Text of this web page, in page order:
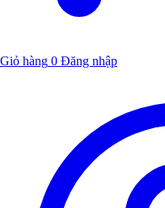
Giỏ hàng 0 Đăng nhập